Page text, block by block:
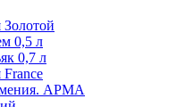
0,5 л
0,7 л
АРМА